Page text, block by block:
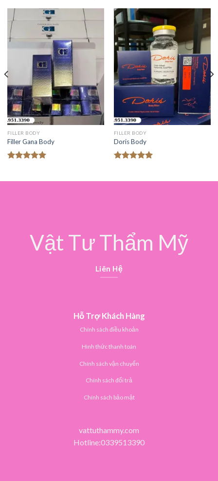
FILLER BODY
Filler Gana Body
5 sao
FILLER BODY
Doris Body
5 sao
Vật Tư Thẩm Mỹ
Liên Hệ
Hỗ Trợ Khách Hàng
Chính sách điều khoản
Hình thức thanh toán
Chính sách vận chuyển
Chính sách đổi trả
Chính sách bảo mật
vattuthammy.com
Hotline:0339513390